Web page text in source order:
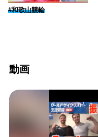
#和歌山競輪
動画